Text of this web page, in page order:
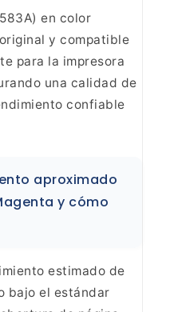
en color
y compatible
para la impresora
una calidad de
confiable
aproximado
y cómo
estimado de
bajo el estándar